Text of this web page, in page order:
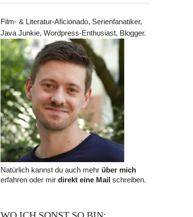
Film- & Literatur-Aficionado, Serienfanatiker,
Java Junkie, Wordpress-Enthusiast, Blogger.
Natürlich kannst du auch mehr über mich
erfahren oder mirdirekt eine Mail schreiben.